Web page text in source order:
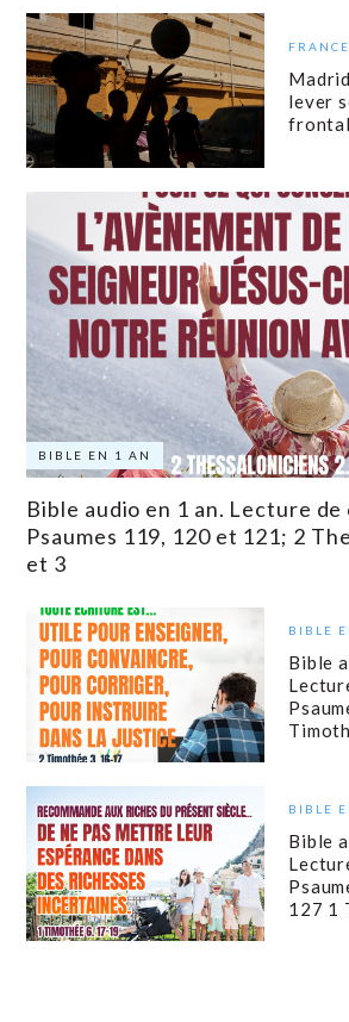
FRANCE
lever
BIBLE EN 1 AN
Bible audio en 1 an. Lecture
Psaumes 119, 120 et 121; 2
et 3
BIBLE
Bible
BIBLE
Bible
127 1